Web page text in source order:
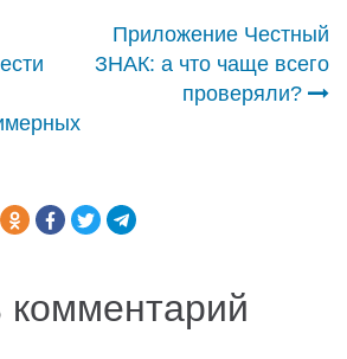
Приложение Честный
ЗНАК: а что чаще всего
проверяли?
комментарий